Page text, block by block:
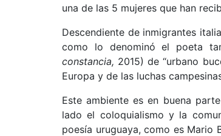
una de las 5 mujeres que han
Descendiente de inmigrantes
como lo denominó el poeta
constancia, 2015) de “urbano
Europa y de las luchas
Este ambiente es en buena
lado el coloquialismo y la
poesía uruguaya, como es